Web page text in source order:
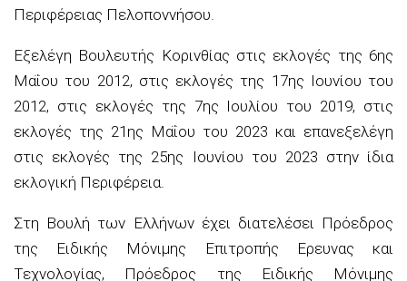
Περιφέρειας Πελοποννήσου.
Εξελέγη Βουλευτής Κορινθίας στις εκλογές της 6ης
Μαΐου του 2012, στις εκλογές της 17ης Ιουνίου του
2012, στις εκλογές της 7ης Ιουλίου του 2019, στις
εκλογές της 21ης Μαΐου του 2023 και επανεξελέγη
στις εκλογές της 25ης Ιουνίου του 2023 στην ίδια
εκλογική Περιφέρεια.
Στη Βουλή των Ελλήνων έχει διατελέσει Πρόεδρος
της Ειδικής Μόνιμης Επιτροπής Ερευνας και
Τεχνολογίας, Πρόεδρος της Ειδικής Μόνιμης